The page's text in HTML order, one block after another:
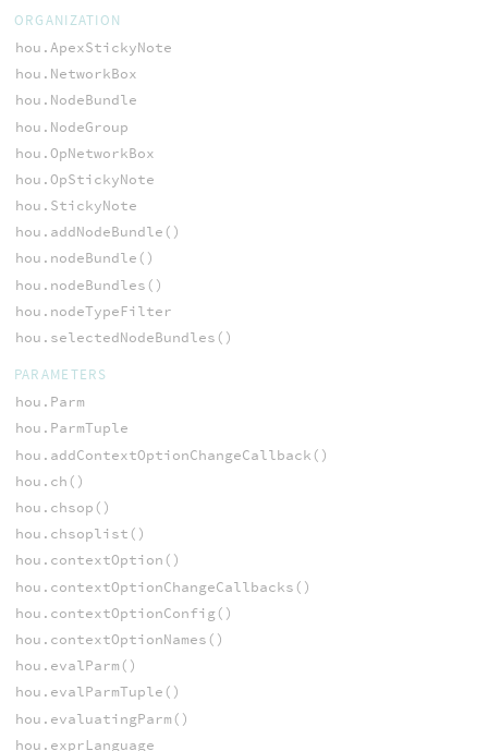
ORGANIZATION
hou.ApexStickyNote
hou.NetworkBox
hou.NodeBundle
hou.NodeGroup
hou.OpNetworkBox
hou.OpStickyNote
hou.StickyNote
hou.addNodeBundle()
hou.nodeBundle()
hou.nodeBundles()
hou.nodeTypeFilter
hou.selectedNodeBundles()
PARAMETERS
hou.Parm
hou.ParmTuple
hou.addContextOptionChangeCallback()
hou.ch()
hou.chsop()
hou.chsoplist()
hou.contextOption()
hou.contextOptionChangeCallbacks()
hou.contextOptionConfig()
hou.contextOptionNames()
hou.evalParm()
hou.evalParmTuple()
hou.evaluatingParm()
hou.exprLanguage